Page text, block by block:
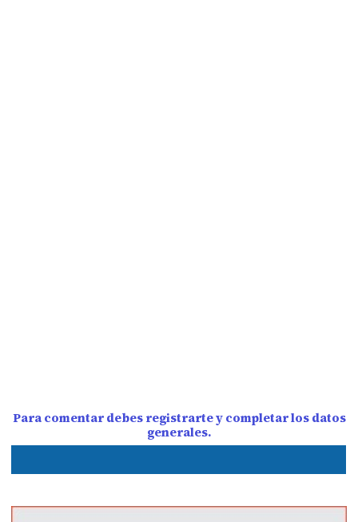
Para comentar debes registrarte y completar los datos
generales.